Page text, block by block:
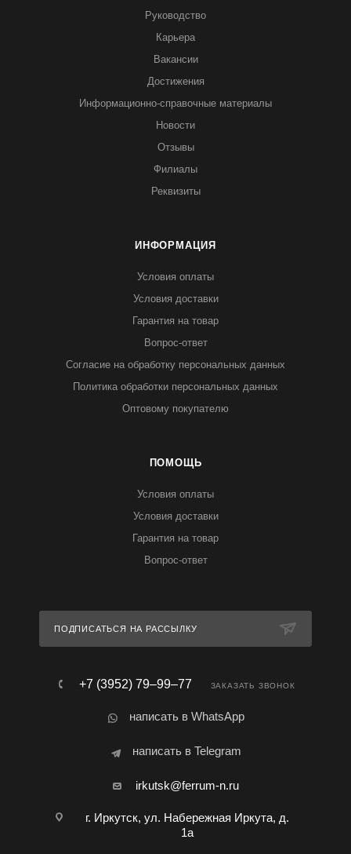
Руководство
Карьера
Вакансии
Достижения
Информационно-справочные материалы
Новости
Отзывы
Филиалы
Реквизиты
ИНФОРМАЦИЯ
Условия оплаты
Условия доставки
Гарантия на товар
Вопрос-ответ
Согласие на обработку персональных данных
Политика обработки персональных данных
Оптовому покупателю
ПОМОЩЬ
Условия оплаты
Условия доставки
Гарантия на товар
Вопрос-ответ
ПОДПИСАТЬСЯ НА РАССЫЛКУ
+7 (3952) 79‒99‒77 ЗАКАЗАТЬ ЗВОНОК
написать в WhatsApp
написать в Telegram
irkutsk@ferrum-n.ru
г. Иркутск, ул. Набережная Иркута, д.
1а